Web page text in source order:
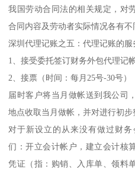
我国劳动合同法的相关规定，对
合同内容及劳动者实际情况各有不
深圳代理记账之五：代理记账的服
1、接受委托签订财务外包代理记
2、接票（时间：每月25号-30号）
届时客户将当月做帐送到我公司
地点收取当月做帐，并对进行初步
对于新设立的从来没有做过财
们：开立会计帐户，建立会计核
凭证（指：购销、入库单、领料